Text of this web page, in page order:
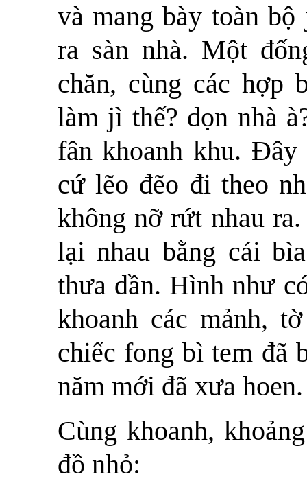
và mang bày toàn
ra sàn nhà. Một
chăn, cùng các hợp
làm jì thế? dọn nhà
fân khoanh khu.
cứ lẽo đẽo đi theo
không nỡ rứt nhau
lại nhau bằng cái
thưa dần. Hình như
khoanh các mảnh,
chiếc fong bì tem đã
năm mới đã xưa hoen.
Cùng khoanh,
đồ nhỏ: